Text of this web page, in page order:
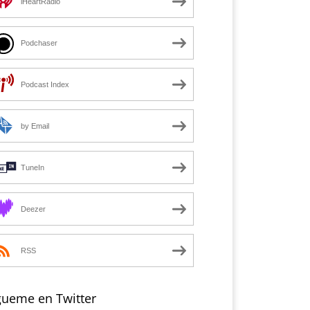
Podchaser
Podcast Index
by Email
TuneIn
Deezer
RSS
en Twitter